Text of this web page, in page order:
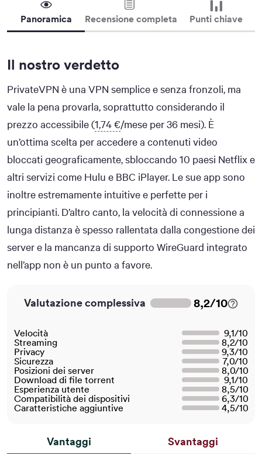
Panoramica Recensione completa Punti chiave
Il nostro verdetto
PrivateVPN è una VPN semplice e senza fronzoli, ma
vale la pena provarla, soprattutto considerando il
prezzo accessibile (1,74 €/mese per 36 mesi). È
un’ottima scelta per accedere a contenuti video
bloccati geograficamente, sbloccando 10 paesi Netflix e
altri servizi come Hulu e BBC iPlayer. Le sue app sono
inoltre estremamente intuitive e perfette per i
principianti. D’altro canto, la velocità di connessione a
lunga distanza è spesso rallentata dalla congestione dei
server e la mancanza di supporto WireGuard integrato
nell’app non è un punto a favore.
Valutazione complessiva 8,2/10
Velocità 9,1/10
Streaming
8,2/10
Privacy
9,3/10
Sicurezza
7,0/10
Posizioni dei server
8,0/10
Download di file torrent
9,1/10
Esperienza utente
8,5/10
Compatibilità dei dispositivi
6,3/10
Caratteristiche aggiuntive
4,5/10
Vantaggi Svantaggi